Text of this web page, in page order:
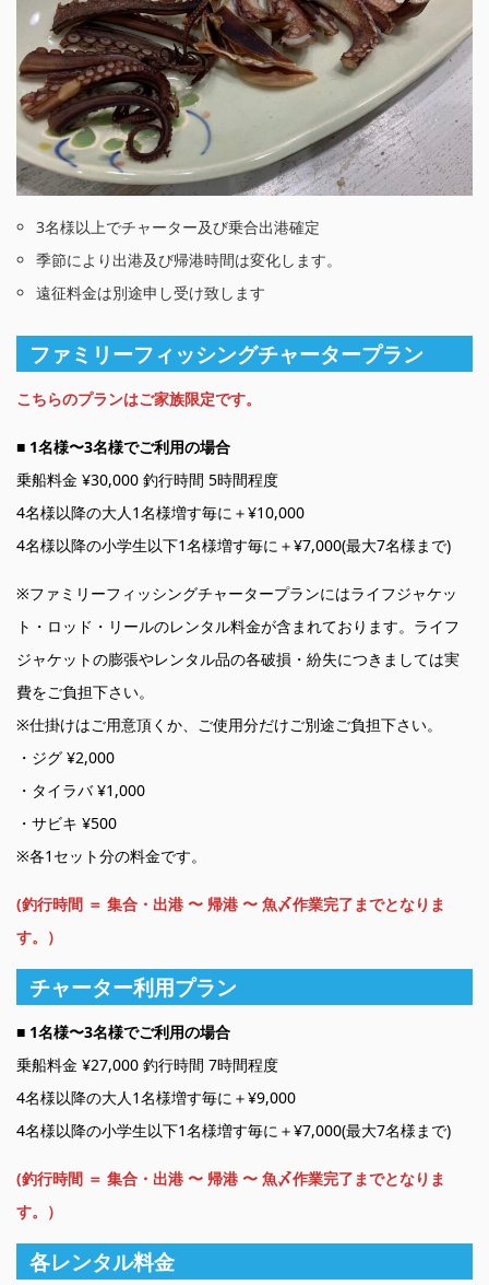
3名様以上でチャーター及び乗合出港確定
季節により出港及び帰港時間は変化します。
遠征料金は別途申し受け致します
ファミリーフィッシングチャータープラン
こちらのプランはご家族限定です。
■ 1名様〜3名様でご利用の場合
乗船料金 ¥30,000 釣行時間 5時間程度
4名様以降の大人1名様増す毎に＋¥10,000
4名様以降の小学生以下1名様増す毎に＋¥7,000(最大7名様まで)
※ファミリーフィッシングチャータープランにはライフジャケッ
ト・ロッド・リールのレンタル料金が含まれております。ライフ
ジャケットの膨張やレンタル品の各破損・紛失につきましては実
費をご負担下さい。
※仕掛けはご用意頂くか、ご使用分だけご別途ご負担下さい。
・ジグ ¥2,000
・タイラバ ¥1,000
・サビキ ¥500
※各1セット分の料金です。
(釣行時間 ＝ 集合・出港 〜 帰港 〜 魚〆作業完了までとなりま
す。）
チャーター利用プラン
■ 1名様〜3名様でご利用の場合
乗船料金 ¥27,000 釣行時間 7時間程度
4名様以降の大人1名様増す毎に＋¥9,000
4名様以降の小学生以下1名様増す毎に＋¥7,000(最大7名様まで)
(釣行時間 ＝ 集合・出港 〜 帰港 〜 魚〆作業完了までとなりま
す。）
各レンタル料金